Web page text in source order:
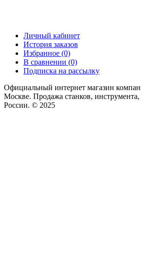
Личный кабинет
История заказов
Избранное (0)
В сравнении (0)
Подписка на рассылку
Официальный интернет магазин
Москве. Продажа станков, инструмента,
России. © 2025